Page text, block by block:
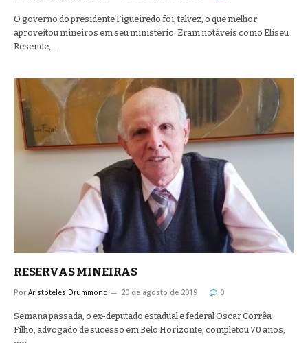
O governo do presidente Figueiredo foi, talvez, o que melhor
aproveitou mineiros em seu ministério. Eram notáveis como Eliseu
Resende,…
RESERVAS MINEIRAS
Por Aristoteles Drummond 20 de agosto de 2019 0
Semana passada, o ex-deputado estadual e federal Oscar Corrêa
Filho, advogado de sucesso em Belo Horizonte, completou 70 anos,